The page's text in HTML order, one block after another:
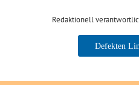
Redaktionell
André